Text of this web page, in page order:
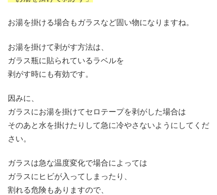
お湯を掛ける場合もガラスなど固い物になりますね。
お湯を掛けて剥がす方法は、
ガラス瓶に貼られているラベルを
剥がす時にも有効です。
因みに、
ガラスにお湯を掛けてセロテープを剥がした場合は
そのあと水を掛けたりして急に冷やさないようにしてくだ
さい。
ガラスは急な温度変化で場合によっては
ガラスにヒビが入ってしまったり、
割れる危険もありますので、